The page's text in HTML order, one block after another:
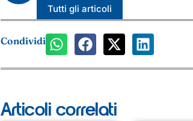
Tutti gli articoli
Condividi
Articoli correlati